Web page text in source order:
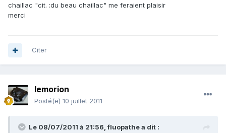
chaillac "cit. :du beau chaillac" me feraient plaisir
merci
Citer
lemorion
Posté(e) 10 juillet 2011
Le 08/07/2011 à 21:56, fluopathe a dit :